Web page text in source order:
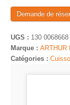
Demande de
UGS : 130 0068668
Marque :ARTHUR
Catégories :